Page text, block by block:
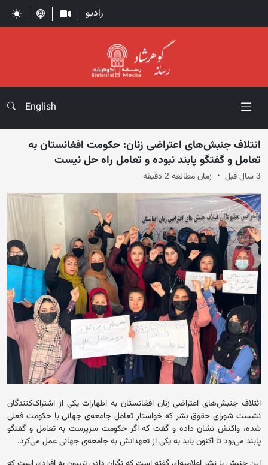
رادیو
English
ائتلاف جنبش‌های اعتراضی زنان: حکومت افغانستان به
تعامل و گفتگو پابند نبوده و تعامل راه حل نیست
3 سال قبل زمان مطالعه 2 دقیقه
ائتلاف جنبش‌های اعتراضی زنان افغانستان به اظهارات یکی از اشتراک‌کنندگان
نشست شورای حقوق بشر که خواستار تعامل جامعه‌ی جهانی با حکومت فعلی
شده، واکنش نشان داده و گفت که اگر حکومت سرپرست به تعامل و گفتگو
پابند می‌بود تا اکنون باید به یکی از تعهداتش به جامعه‌ی جهانی عمل می‌کرد.